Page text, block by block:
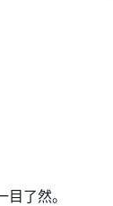
了然。